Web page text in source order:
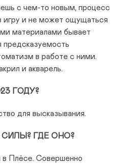
с чем-то новым, процесс
игру и не может ощущаться
материалами бывает
предсказуемость
в работе с ними.
и акварель.
ГОДУ?
для высказывания.
ГДЕ ОНО?
Плёсе. Совершенно